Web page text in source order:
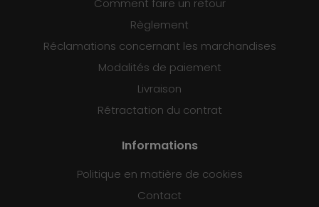
Comment faire un retour
Règlement
Réclamations concernant les marchandises
Modalités de paiement
Livraison
Rétractation du contrat
Informations
Politique en matière de cookies
Contact